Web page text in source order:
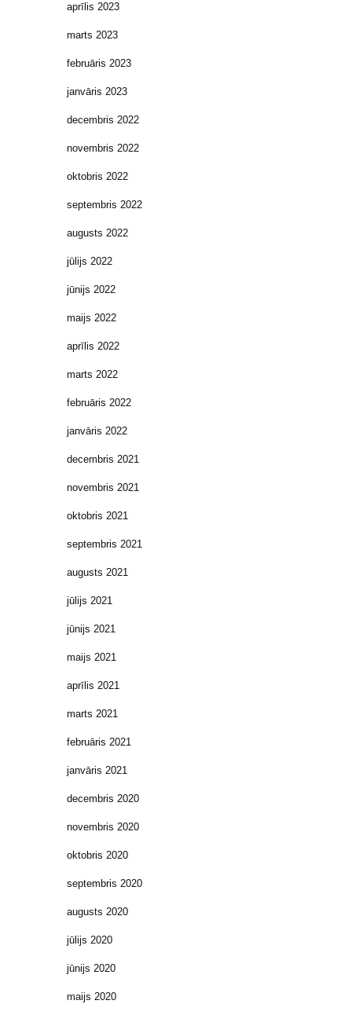
aprīlis 2023
marts 2023
februāris 2023
janvāris 2023
decembris 2022
novembris 2022
oktobris 2022
septembris 2022
augusts 2022
jūlijs 2022
jūnijs 2022
maijs 2022
aprīlis 2022
marts 2022
februāris 2022
janvāris 2022
decembris 2021
novembris 2021
oktobris 2021
septembris 2021
augusts 2021
jūlijs 2021
jūnijs 2021
maijs 2021
aprīlis 2021
marts 2021
februāris 2021
janvāris 2021
decembris 2020
novembris 2020
oktobris 2020
septembris 2020
augusts 2020
jūlijs 2020
jūnijs 2020
maijs 2020